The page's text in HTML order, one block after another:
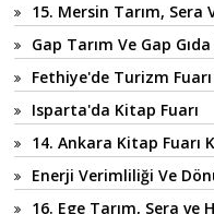
15. Mersin Tarım, Sera
Gap Tarım Ve Gap Gıda
Fethiye'de Turizm Fuarı
Isparta'da Kitap Fuarı
14. Ankara Kitap Fuarı
Enerji Verimliliği Ve
16. Ege Tarım, Sera ve